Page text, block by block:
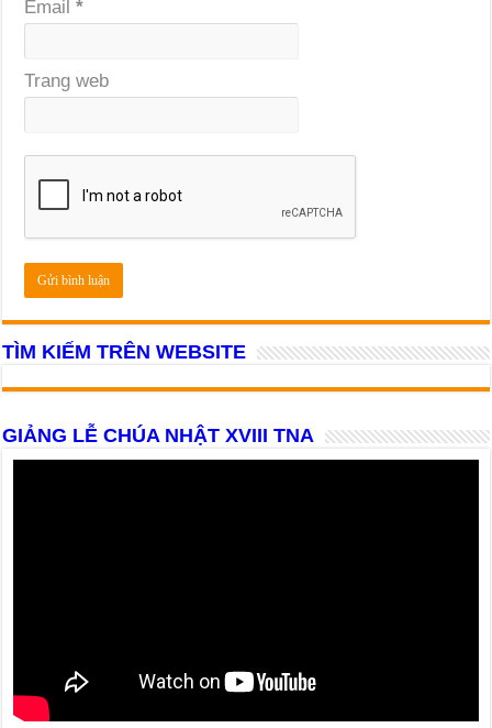
Email*
Trang web
TÌM KIẾM TRÊN WEBSITE
GIẢNG LỄ CHÚA NHẬT XVIII TNA